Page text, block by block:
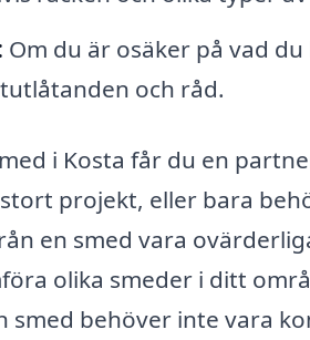
Om du är osäker på vad
och råd.
i Kosta får du en
projekt, eller bara
en smed vara
olika smeder i ditt
smed behöver inte vara